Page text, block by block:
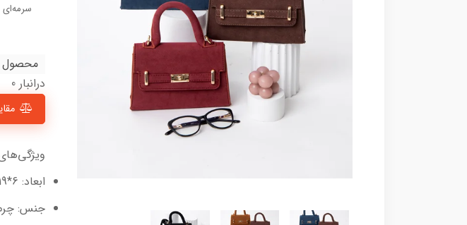
سرمه‌ای
محصول
درانبار 0
ابعاد: 6*19*13
جنس: چرم